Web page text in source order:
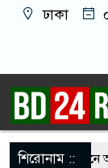
ঢাকা
শিরোনাম ::
বাসভবনে